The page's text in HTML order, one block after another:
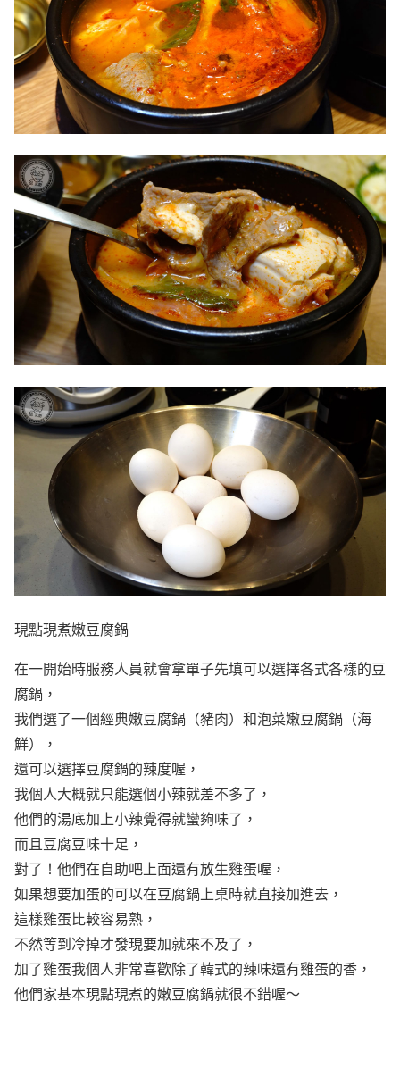
現點現煮嫩豆腐鍋
在一開始時服務人員就會拿單子先填可以選擇各式各樣的豆
腐鍋，
我們選了一個經典嫩豆腐鍋（豬肉）和泡菜嫩豆腐鍋（海
鮮），
還可以選擇豆腐鍋的辣度喔，
我個人大概就只能選個小辣就差不多了，
他們的湯底加上小辣覺得就蠻夠味了，
而且豆腐豆味十足，
對了！他們在自助吧上面還有放生雞蛋喔，
如果想要加蛋的可以在豆腐鍋上桌時就直接加進去，
這樣雞蛋比較容易熟，
不然等到冷掉才發現要加就來不及了，
加了雞蛋我個人非常喜歡除了韓式的辣味還有雞蛋的香，
他們家基本現點現煮的嫩豆腐鍋就很不錯喔～